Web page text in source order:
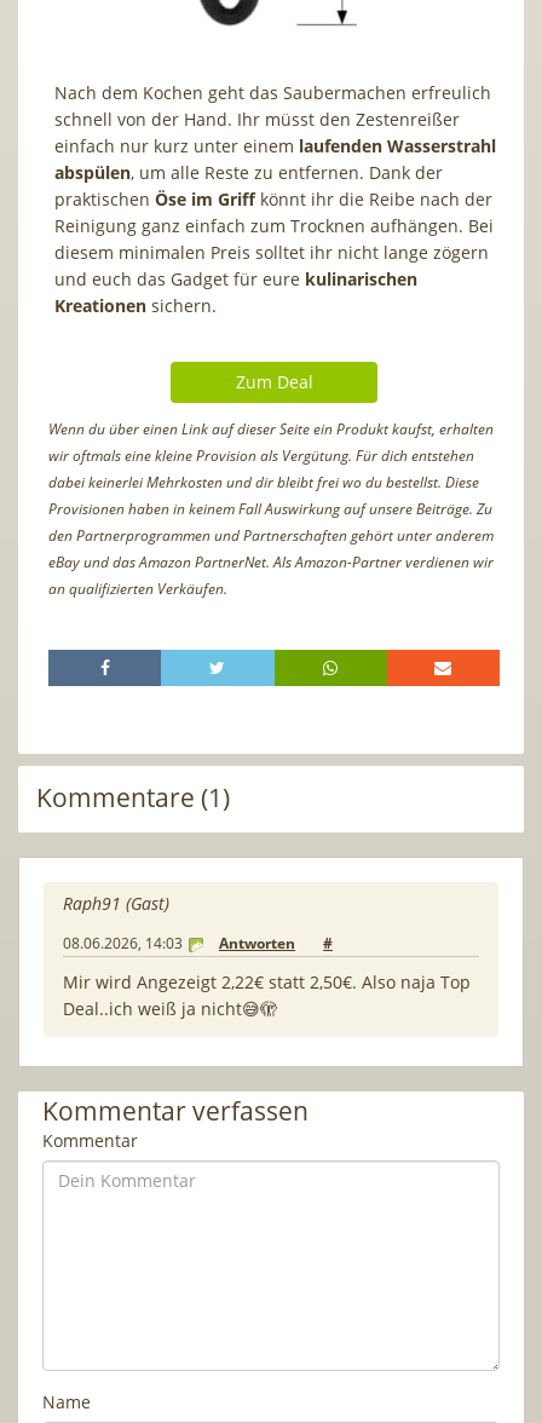
Nach dem Kochen geht das Saubermachen erfreulich
schnell von der Hand. Ihr müsst den Zestenreißer
einfach nur kurz unter einem laufenden Wasserstrahl
abspülen, um alle Reste zu entfernen. Dank der
praktischen Öse im Griffkönnt ihr die Reibe nach der
Reinigung ganz einfach zum Trocknen aufhängen. Bei
diesem minimalen Preis solltet ihr nicht lange zögern
und euch das Gadget für eure kulinarischen
Kreationen sichern.
Zum Deal
Wenn du über einen Link auf dieser Seite ein Produkt kaufst, erhalten
wir oftmals eine kleine Provision als Vergütung. Für dich entstehen
dabei keinerlei Mehrkosten und dir bleibt frei wo du bestellst. Diese
Provisionen haben in keinem Fall Auswirkung auf unsere Beiträge. Zu
den Partnerprogrammen und Partnerschaften gehört unter anderem
eBay und das Amazon PartnerNet. Als Amazon-Partner verdienen wir
an qualifizierten Verkäufen.
Kommentare (1)
Raph91 (Gast)
08.06.2026, 14:03 Antworten #
Mir wird Angezeigt 2,22€ statt 2,50€. Also naja Top
Deal..ich weiß ja nicht😅🫣
Kommentar verfassen
Kommentar
Name